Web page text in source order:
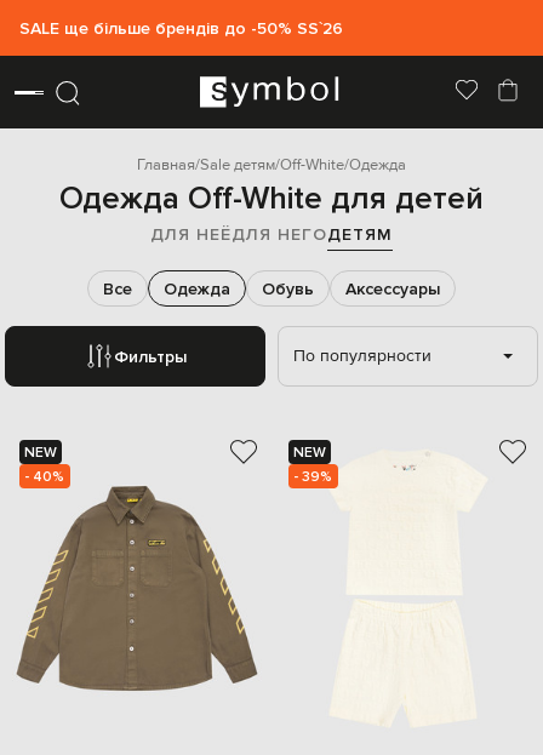
SALE ще більше брендів до -50% SS`26
Главная Sale детям Off-White Одежда
Одежда Off-White для детей
ДЛЯ НЕЁДЛЯ НЕГОДЕТЯМ
Фильтры
Все Одежда Обувь Аксессуары
По популярности
NEW
- 40%
NEW
- 39%